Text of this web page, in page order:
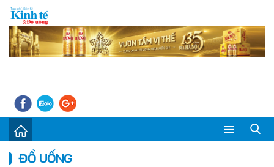
Sự kiện
ĐỒ UỐNG